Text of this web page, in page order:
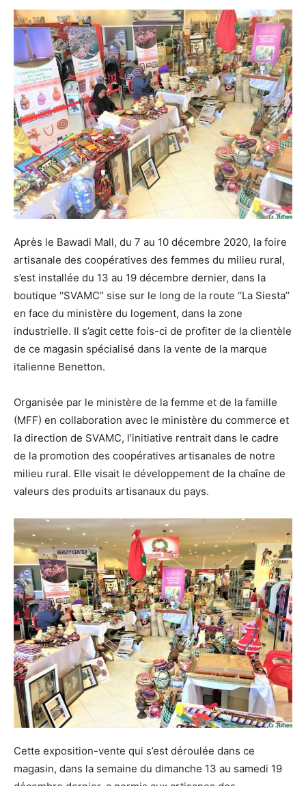
Après le Bawadi Mall, du 7 au 10 décembre 2020, la foire
artisanale des coopératives des femmes du milieu rural,
s’est installée du 13 au 19 décembre dernier, dans la
boutique ‘‘SVAMC’’ sise sur le long de la route ‘‘La Siesta’’
en face du ministère du logement, dans la zone
industrielle. Il s’agit cette fois-ci de profiter de la clientèle
de ce magasin spécialisé dans la vente de la marque
italienne Benetton.
Organisée par le ministère de la femme et de la famille
(MFF) en collaboration avec le ministère du commerce et
la direction de SVAMC, l’initiative rentrait dans le cadre
de la promotion des coopératives artisanales de notre
milieu rural. Elle visait le développement de la chaîne de
valeurs des produits artisanaux du pays.
Cette exposition-vente qui s’est déroulée dans ce
magasin, dans la semaine du dimanche 13 au samedi 19